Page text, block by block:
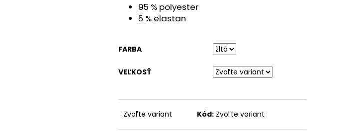
95 % polyester
5 % elastan
FARBA
VEĽKOSŤ
Zvoľte variant Kód: Zvoľte variant